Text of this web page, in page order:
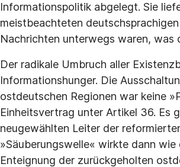
Informationspolitik abgelegt. Sie
meistbeachteten
Nachrichten unterwegs waren, was
Der radikale Umbruch aller
Informationshunger. Die
ostdeutschen Regionen war keine
Einheitsvertrag unter Artikel 36. Es
neugewählten Leiter der
»Säuberungswelle« wirkte dann
Enteignung der zurückgeholten